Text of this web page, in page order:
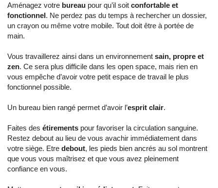
Aménagez votre bureau pour qu’il soit confortable et
fonctionnel. Ne perdez pas du temps à rechercher un dossier,
un crayon ou même votre mobile. Tout doit être à portée de
main.
Vous travaillerez ainsi dans un environnement sain, propre et
zen. Ce sera plus difficile dans les open space, mais rien en
vous empêche d’avoir votre petit espace de travail le plus
fonctionnel possible.
Un bureau bien rangé permet d’avoir l’esprit clair.
Faites des étirements pour favoriser la circulation sanguine.
Restez debout au lieu de vous avachir immédiatement dans
votre siège. Etre debout, les pieds bien ancrés au sol montrent
que vous vous maîtrisez et que vous avez pleinement
confiance en vous.